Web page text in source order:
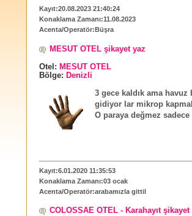
Kayıt:20.08.2023 21:40:24
Konaklama Zamanı:11.08.2023
Acenta/Operatör:Büşra
MESUT OTEL şikayet yaz
Otel: MESUT OTEL
Bölge: Denizli
3 gece kaldık ama
gidiyor lar mikrop
O paraya değmez
Kayıt:6.01.2020 11:35:53
Konaklama Zamanı:03 ocak
Acenta/Operatör:arabamızla gittil
COLOSSAE OTEL - Karahayıt şikayet